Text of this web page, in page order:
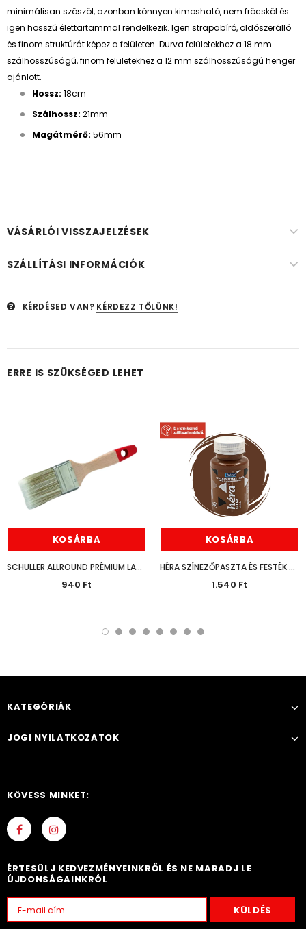
minimálisan szöszöl, azonban könnyen kimosható, nem fröcsköl és
igen hosszú élettartammal rendelkezik. Igen strapabíró, oldószerálló
és finom struktúrát képez a felületen. Durva felületekhez a 18 mm
szálhosszúságú, finom felületekhez a 12 mm szálhosszúságú henger
ajánlott.
Hossz: 18cm
Szálhossz: 21mm
Magátmérő: 56mm
VÁSÁRLÓI VISSZAJELZÉSEK
SZÁLLÍTÁSI INFORMÁCIÓK
KÉRDÉSED VAN? KÉRDEZZ TŐLÜNK!
ERRE IS SZÜKSÉGED LEHET
KOSÁRBA
SCHULLER ALLROUND PRÉMIUM LAPOSECSET 30MM
940 Ft
KOSÁRBA
HÉRA SZÍNEZŐPASZTA ÉS FESTÉK BARNA 125ML
1.540 Ft
KATEGÓRIÁK
JOGI NYILATKOZATOK
KÖVESS MINKET:
ÉRTESÜLJ KEDVEZMÉNYEINKRŐL ÉS NE MARADJ LE
ÚJDONSÁGAINKRÓL